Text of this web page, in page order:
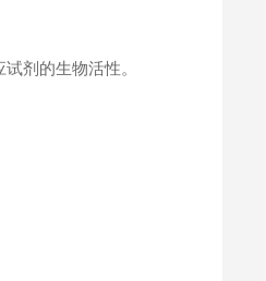
剂的生物活性。